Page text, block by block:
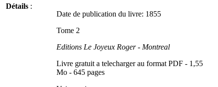
Détails :
Date de publication du livre: 1855
Tome 2
Editions Le Joyeux Roger - Montreal
Livre gratuit a telecharger au format PDF - 1,55
Mo - 645 pages